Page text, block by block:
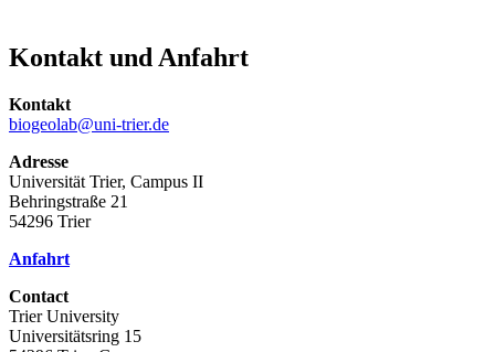
Kontakt und Anfahrt
Kontakt
biogeolab@uni-trier.de
Adresse
Universität Trier, Campus II
Behringstraße 21
54296 Trier
Anfahrt
Contact
Trier University
Universitätsring 15